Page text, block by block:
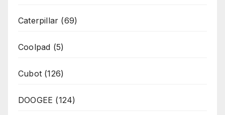
Caterpillar (69)
Coolpad (5)
Cubot (126)
DOOGEE (124)